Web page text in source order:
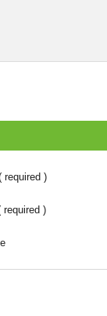
required )
required )